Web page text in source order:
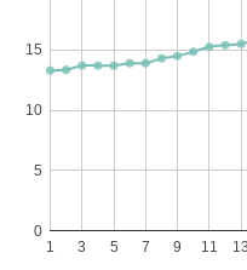
1 3 5 7 9 11
0
5
10
15